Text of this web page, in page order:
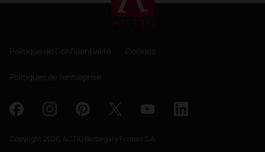
Politique de Confidentialité Cookies
Politiques de l'entreprise
Copyright 2026, ACTIU Berbegal y Formas S.A.